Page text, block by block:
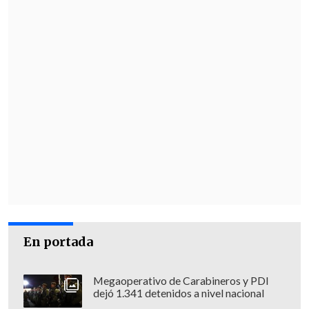
En portada
Megaoperativo de Carabineros y PDI
dejó 1.341 detenidos a nivel nacional